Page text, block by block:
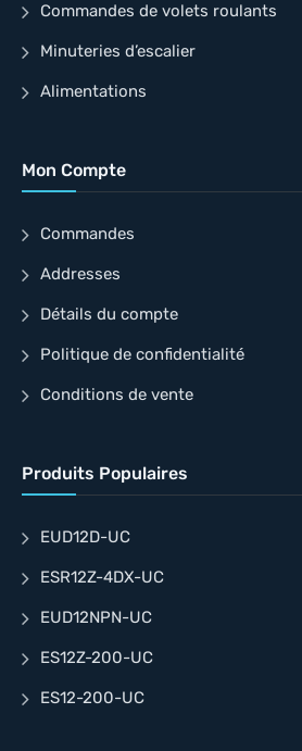
Commandes de volets roulants
Minuteries d’escalier
Alimentations
Mon Compte
Commandes
Addresses
Détails du compte
Politique de confidentialité
Conditions de vente
Produits Populaires
EUD12D-UC
ESR12Z-4DX-UC
EUD12NPN-UC
ES12Z-200-UC
ES12-200-UC